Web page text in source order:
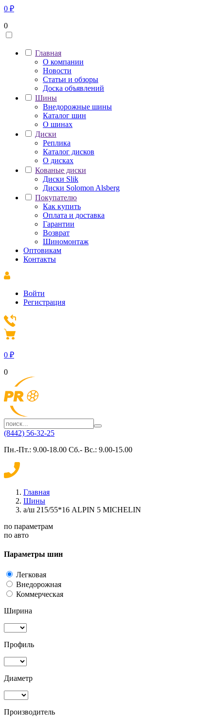
0 ₽
0
Главная
О компании
Новости
Статьи и обзоры
Доска объявлений
Шины
Внедорожные шины
Каталог шин
О шинах
Диски
Реплика
Каталог дисков
О дисках
Кованые диски
Диски Slik
Диски Solomon Alsberg
Покупателю
Как купить
Оплата и доставка
Гарантии
Возврат
Шиномонтаж
Оптовикам
Контакты
Войти
Регистрация
0 ₽
0
(8442) 56-32-25
Пн.-Пт.: 9.00-18.00 Сб.- Вс.: 9.00-15.00
Главная
Шины
а/ш 215/55*16 ALPIN 5 MICHELIN
по параметрам
по авто
Параметры шин
Легковая
Внедорожная
Коммерческая
Ширина
Профиль
Диаметр
Производитель